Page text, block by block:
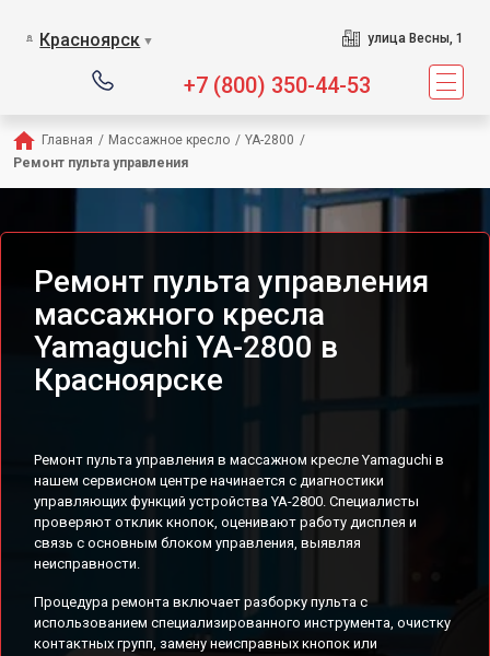
Красноярск ▼ улица Весны, 1
+7 (800) 350-44-53
Главная / Массажное кресло / YA-2800 /
Ремонт пульта управления
Ремонт пульта управления
массажного кресла
Yamaguchi YA-2800 в
Красноярске
Ремонт пульта управления в массажном кресле Yamaguchi в
нашем сервисном центре начинается с диагностики
управляющих функций устройства YA-2800. Специалисты
проверяют отклик кнопок, оценивают работу дисплея и
связь с основным блоком управления, выявляя
неисправности.
Процедура ремонта включает разборку пульта с
использованием специализированного инструмента, очистку
контактных групп, замену неисправных кнопок или